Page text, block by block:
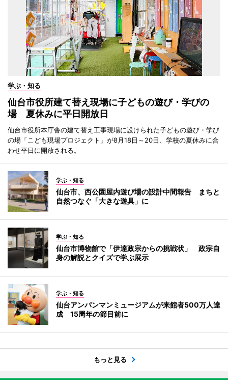
学ぶ・知る
仙台市役所建て替え現場に子どもの遊び・学びの
場 夏休みに平日開放日
仙台市役所本庁舎の建て替え工事現場に設けられた子どもの遊び・学び
の場「こども現場プロジェクト」が8月18日～20日、学校の夏休みに合
わせ平日に開放される。
学ぶ・知る
仙台市、西公園屋内遊び場の設計中間報告 まちと
自然つなぐ「大きな遊具」に
学ぶ・知る
仙台市博物館で「伊達政宗からの挑戦状」 政宗自
身の解説とクイズで学ぶ展示
学ぶ・知る
仙台アンパンマンミュージアムが来館者500万人達
成 15周年の節目前に
もっと見る